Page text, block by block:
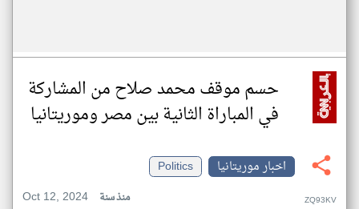
حسم موقف محمد صلاح من المشاركة
في المباراة الثانية بين مصر وموريتانيا
اخبار موريتانيا
Politics
Oct 12, 2024
منذ سنة ZQ93KV